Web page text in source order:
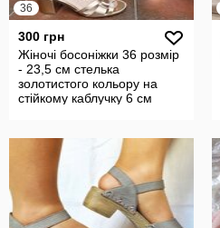
36
300 грн
Жіночі босоніжки 36 розмір
- 23,5 см стелька
золотистого кольору на
стійкому каблучку 6 см